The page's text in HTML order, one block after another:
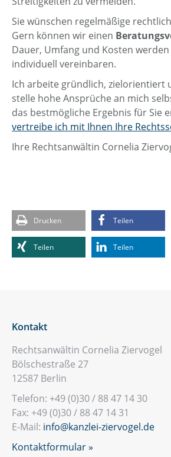
Sie wünschen regelmäßige
Gern können wir einen
Dauer, Umfang und Kosten
individuell vereinbaren.
Ich arbeite gründlich, zielorientiert
stelle hohe Ansprüche an mich
das bestmögliche Ergebnis für Sie
vertreibe ich mit Ihnen Ihre
Ihre Rechtsanwältin Cornelia
Drucken Teilen
Teilen Teilen
Kontakt
Rechtsanwältin Cornelia Ziervogel
Bölschestraße 27
12587 Berlin
Telefon: +49 (0)30 / 88 47 14 30
Fax: +49 (0)30 / 88 47 14 31
E-Mail: info@kanzlei-ziervogel.de
Kontaktformular »